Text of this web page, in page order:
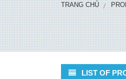
TRANG CHỦ
LIST OF